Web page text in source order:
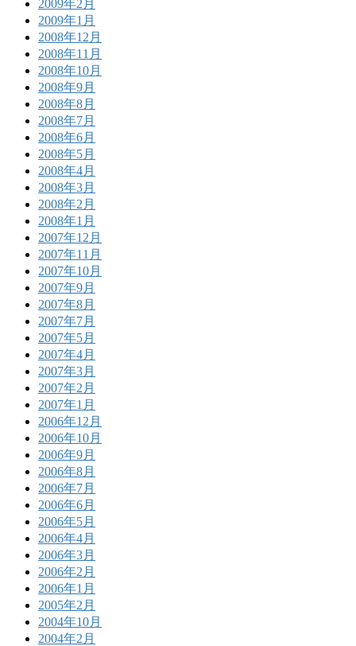
2009年2月
2009年1月
2008年12月
2008年11月
2008年10月
2008年9月
2008年8月
2008年7月
2008年6月
2008年5月
2008年4月
2008年3月
2008年2月
2008年1月
2007年12月
2007年11月
2007年10月
2007年9月
2007年8月
2007年7月
2007年5月
2007年4月
2007年3月
2007年2月
2007年1月
2006年12月
2006年10月
2006年9月
2006年8月
2006年7月
2006年6月
2006年5月
2006年4月
2006年3月
2006年2月
2006年1月
2005年2月
2004年10月
2004年2月